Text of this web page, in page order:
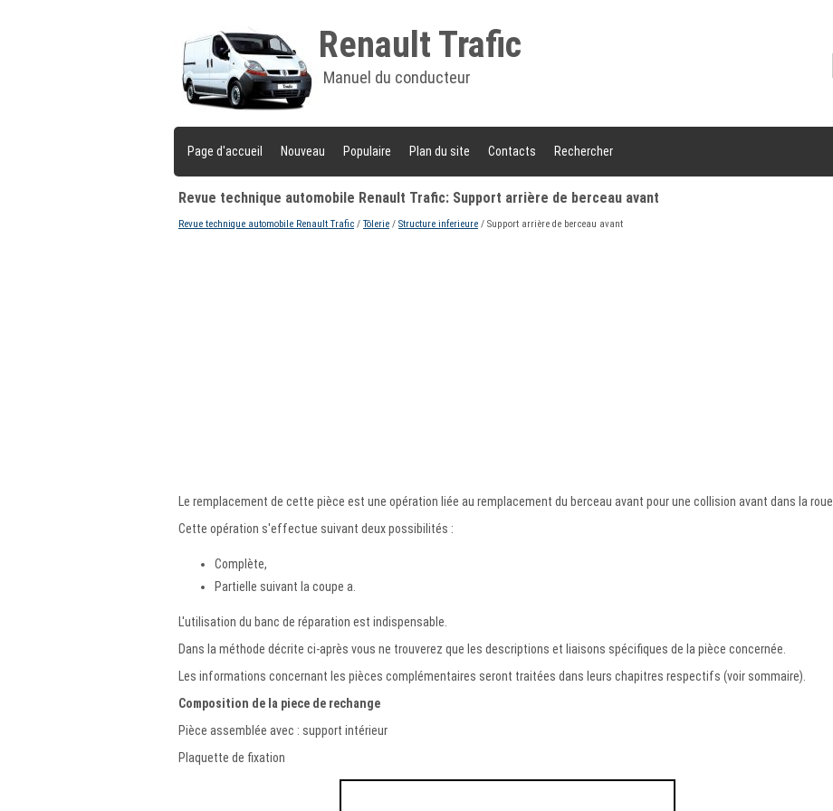
Renault Trafic
Manuel du conducteur
Page d'accueil Nouveau Populaire Plan du site Contacts Rechercher
Revue technique automobile Renault Trafic: Support arrière de berceau avant
Revue technique automobile Renault Trafic / Tôlerie / Structure inferieure / Support arrière de berceau avant
Le remplacement de cette pièce est une opération liée au remplacement du berceau avant pour une collision avant dans la roue.
Cette opération s'effectue suivant deux possibilités :
Complète,
Partielle suivant la coupe a.
L'utilisation du banc de réparation est indispensable.
Dans la méthode décrite ci-après vous ne trouverez que les descriptions et liaisons spécifiques de la pièce concernée.
Les informations concernant les pièces complémentaires seront traitées dans leurs chapitres respectifs (voir sommaire).
Composition de la piece de rechange
Pièce assemblée avec : support intérieur
Plaquette de fixation